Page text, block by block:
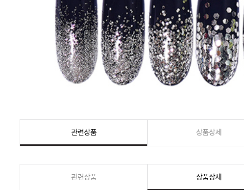
관련상품 상품상세
관련상품 상품상세